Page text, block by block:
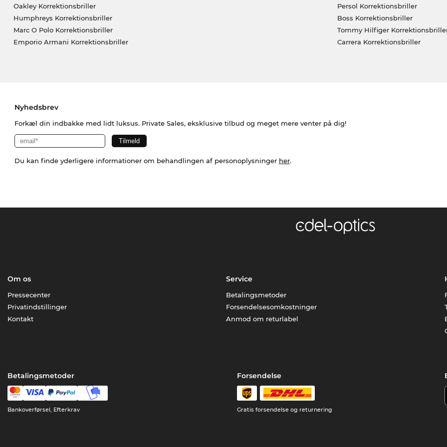
Oakley Korrektionsbriller
Humphreys Korrektionsbriller
Marc O Polo Korrektionsbriller
Emporio Armani Korrektionsbriller
Persol Korrektionsbriller
Boss Korrektionsbriller
Tommy Hilfiger
Carrera Korrektionsbriller
Nyhedsbrev
Forkæl din indbakke med lidt luksus. Private Sales, eksklusive tilbud og meget mere venter på dig!
Du kan finde yderligere informationer om behandlingen af personoplysninger her.
Om os
Pressecenter
Privatindstillinger
Kontakt
Service
Betalingsmetoder
Forsendelsesomkostninger
Anmod om returlabel
Betalingsmetoder
Bankoverførsel, Efterkrav
Forsendelse
Gratis forsendelse og returnering